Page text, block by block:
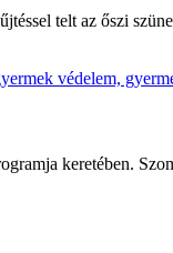
telt az őszi
keretében.